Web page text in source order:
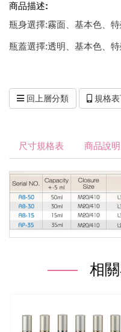
商品描述:
瓶身選擇:霧面、基本色、
瓶蓋選擇:透明、基本色、
回上層分類 規格
尺寸規格表 商品說明
相